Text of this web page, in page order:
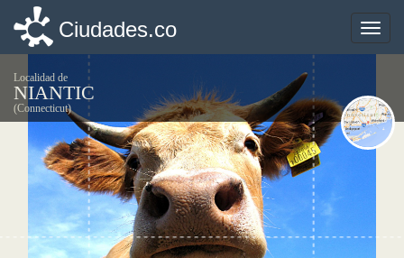
Toggle
Ciudades.co
Localidad de
NIANTIC
(Connecticut)
Toggle
Ciudades.co